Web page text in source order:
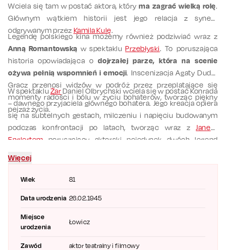
Wiek 81
Data urodzenia 26.02.1945
Miejsce
urodzenia
Łowicz
Zawód aktor teatralny i filmowy
Wciela się tam w postać aktora, któryma zagrać wielką rolę.
Głównym wątkiem historii jest jego relacja z synem
odgrywanym przez Kamila Kulę.
Legendę polskiego kina możemy również podziwiać wraz z
Anną Romantowską w spektakluPrzebłyski. To poruszająca
historia opowiadająca odojrzałej parze, która na scenie
ożywa pełnią wspomnień i emocji. Inscenizacja Agaty Dudy-
Gracz przenosi widzów w podróż przez przeplatające się
momenty radości i bólu w życiu bohaterów, tworząc piękny
pejzaż życia.
W spektaklu ŻarDaniel Olbrychski wciela się w postać Konrada
– dawnego przyjaciela głównego bohatera. Jego kreacja opiera
się na subtelnych gestach, milczeniu i napięciu budowanym
podczas konfrontacji po latach, tworząc wraz z Janem
Englertem poruszający aktorski pojedynek dwóch legend
Więcej